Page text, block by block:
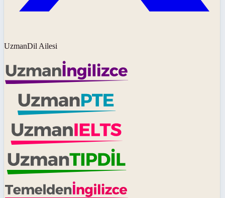
UzmanDil Ailesi